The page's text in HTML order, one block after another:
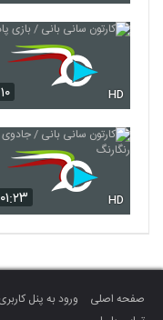
HD
HD
صفحه اصلی ورود به پنل